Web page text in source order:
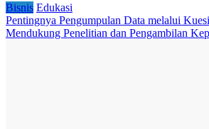
Bisnis Edukasi
Pentingnya Pengumpulan Data melalui
Mendukung Penelitian dan Pengambilan